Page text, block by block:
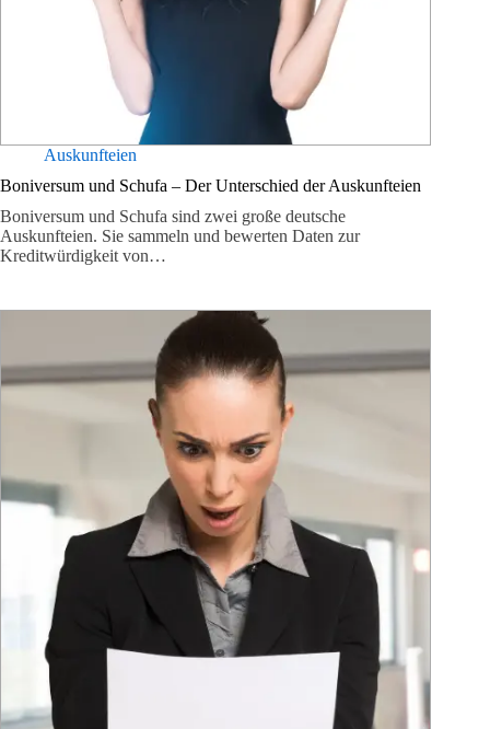
Auskunfteien
Boniversum und Schufa – Der Unterschied der Auskunfteien
Boniversum und Schufa sind zwei große deutsche
Auskunfteien. Sie sammeln und bewerten Daten zur
Kreditwürdigkeit von…